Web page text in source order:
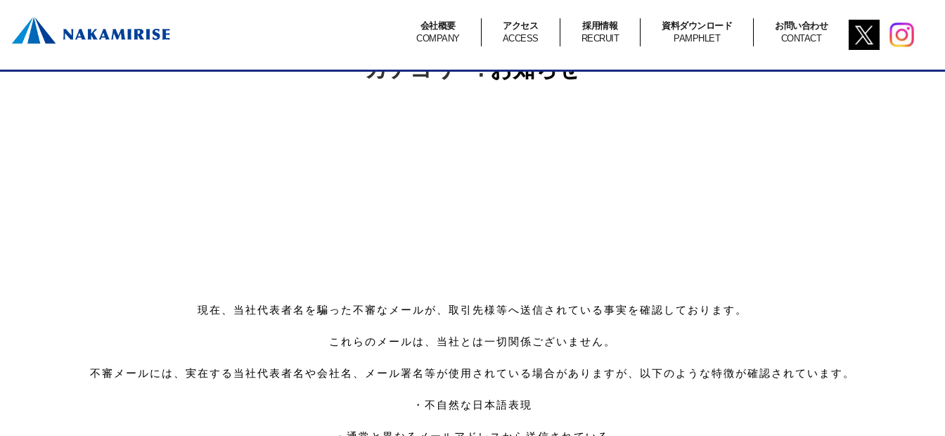
会社概要
COMPANY
アクセス
ACCESS
採用情報
RECRUIT
資料ダウンロード
PAMPHLET
お問い合わせ
CONTACT
カテゴリー: お知らせ
現在、当社代表者名を騙った不審なメールが、取引先様等へ送信されている事実を確認しております。
これらのメールは、当社とは一切関係ございません。
不審メールには、実在する当社代表者名や会社名、メール署名等が使用されている場合がありますが、以下のような特徴が確認されています。
・不自然な日本語表現